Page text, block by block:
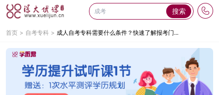
搜索
首页 自考专科 成人自考专科需要什么条件？快速了解报考门...